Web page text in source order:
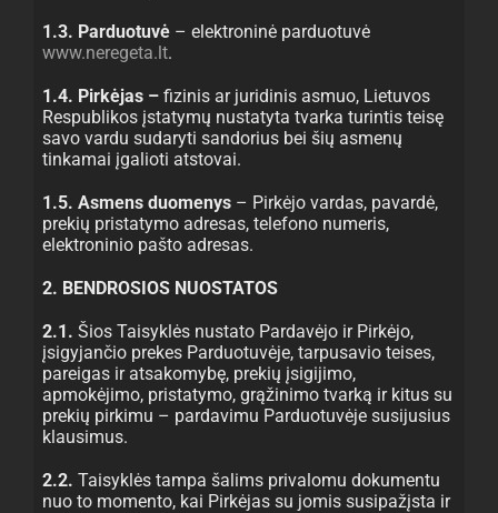
1.3. Parduotuvė – elektroninė parduotuvė
www.neregeta.lt.
1.4. Pirkėjas – fizinis ar juridinis asmuo, Lietuvos
Respublikos įstatymų nustatyta tvarka turintis teisę
savo vardu sudaryti sandorius bei šių asmenų
tinkamai įgalioti atstovai.
1.5. Asmens duomenys – Pirkėjo vardas, pavardė,
prekių pristatymo adresas, telefono numeris,
elektroninio pašto adresas.
2. BENDROSIOS NUOSTATOS
2.1. Šios Taisyklės nustato Pardavėjo ir Pirkėjo,
įsigyjančio prekes Parduotuvėje, tarpusavio teises,
pareigas ir atsakomybę, prekių įsigijimo,
apmokėjimo, pristatymo, grąžinimo tvarką ir kitus su
prekių pirkimu – pardavimu Parduotuvėje susijusius
klausimus.
2.2. Taisyklės tampa šalims privalomu dokumentu
nuo to momento, kai Pirkėjas su jomis susipažįsta ir